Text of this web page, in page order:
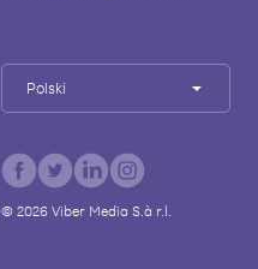
Polski
© 2026Viber Media S.à r.l.